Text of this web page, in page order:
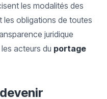
les modalités des
les obligations de toutes
juridique
acteurs du portage